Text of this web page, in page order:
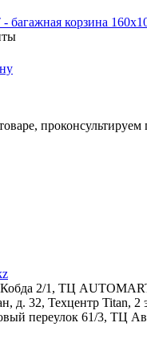
корзина
Кобда 2/1, ТЦ
д. 32, Техцентр Titan, 2
переулок 61/3, ТЦ